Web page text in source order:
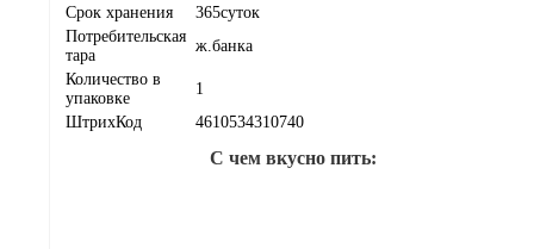
Срок хранения
365суток
Потребительская
тара
ж.банка
Количество в
упаковке
1
ШтрихКод
4610534310740
С чем вкусно пить: